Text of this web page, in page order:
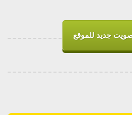
جديد للموقع